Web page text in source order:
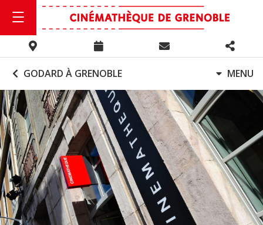
GODARD À GRENOBLE MENU